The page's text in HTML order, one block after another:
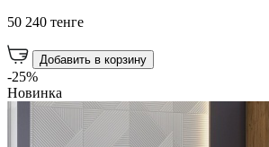
50 240 тенге
Добавить в корзину
-25%
Новинка